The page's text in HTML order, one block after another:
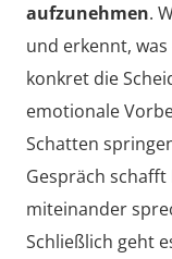
aufzunehmen.
und erkennt,
konkret die
emotionale
Schatten
Gespräch
miteinander
Schließlich geht